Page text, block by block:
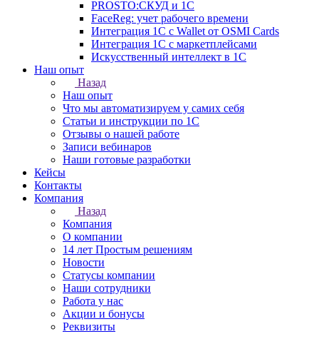
PROSTO:СКУД и 1С
FaceReg: учет рабочего времени
Интеграция 1С с Wallet от OSMI Cards
Интеграция 1С с маркетплейсами
Искусственный интеллект в 1С
Наш опыт
Назад
Наш опыт
Что мы автоматизируем у самих себя
Статьи и инструкции по 1С
Отзывы о нашей работе
Записи вебинаров
Наши готовые разработки
Кейсы
Контакты
Компания
Назад
Компания
О компании
14 лет Простым решениям
Новости
Статусы компании
Наши сотрудники
Работа у нас
Акции и бонусы
Реквизиты